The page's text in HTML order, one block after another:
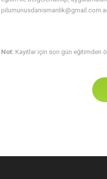
pilumunusdanismanlik@gmail.com
Not: Kayıtlar için son gün eğitimden